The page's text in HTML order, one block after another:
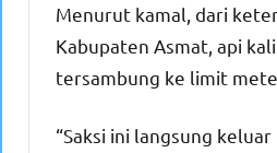
Menurut kamal, dari
Kabupaten Asmat, api
tersambung ke limit
“Saksi ini langsung